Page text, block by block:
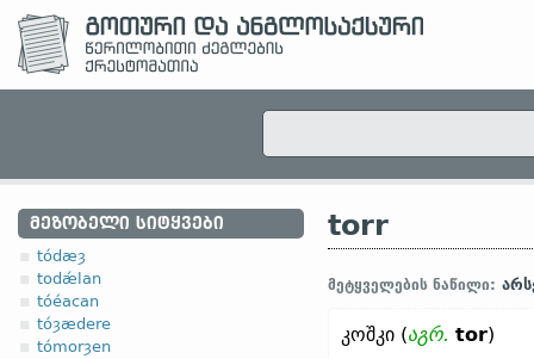
ᲛᲔᲖᲝᲑᲔᲚᲘ ᲡᲘᲢᲧᲕᲔᲑᲘ
tódæȝ
todǽlan
tóéacan
tóȝædere
tómorȝen
torr
მეტყველების ნაწილი:
კოშკი (აგრ. tor)